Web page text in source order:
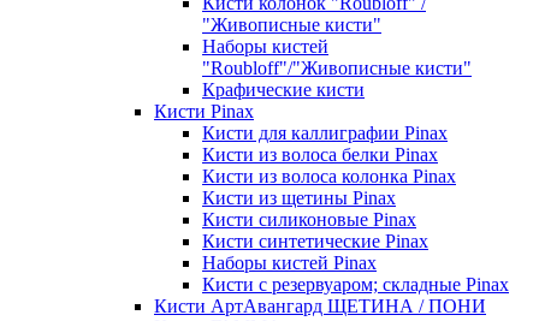
"Живописные кисти"
Наборы кистей
"Roubloff"/"Живописные кисти"
Крафические кисти
Кисти Pinax
Кисти для каллиграфии Pinax
Кисти из волоса белки Pinax
Кисти из волоса колонка Pinax
Кисти из щетины Pinax
Кисти силиконовые Pinax
Кисти синтетические Pinax
Наборы кистей Pinax
Кисти с резервуаром; складные Pinax
Кисти АртАвангард ЩЕТИНА / ПОНИ